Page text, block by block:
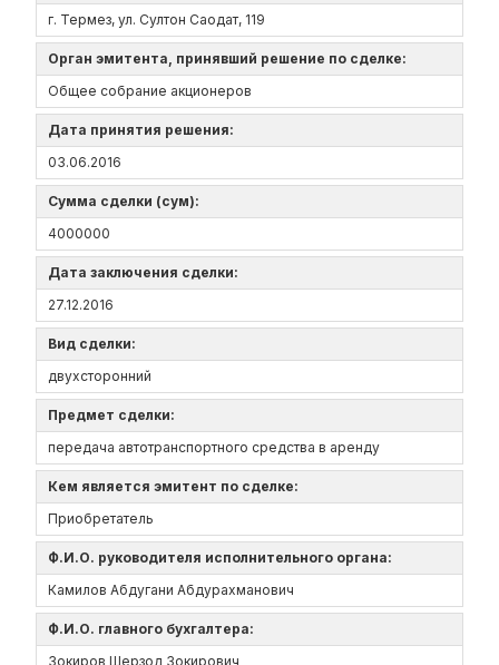
г. Термез, ул. Султон Саодат, 119
Орган эмитента, принявший решение по сделке:
Общее собрание акционеров
Дата принятия решения:
03.06.2016
Сумма сделки (сум):
4000000
Дата заключения сделки:
27.12.2016
Вид сделки:
двухсторонний
Предмет сделки:
передача автотранспортного средства в аренду
Кем является эмитент по сделке:
Приобретатель
Ф.И.О. руководителя исполнительного органа:
Камилов Абдугани Абдурахманович
Ф.И.О. главного бухгалтера:
Зокиров Шерзод Зокирович